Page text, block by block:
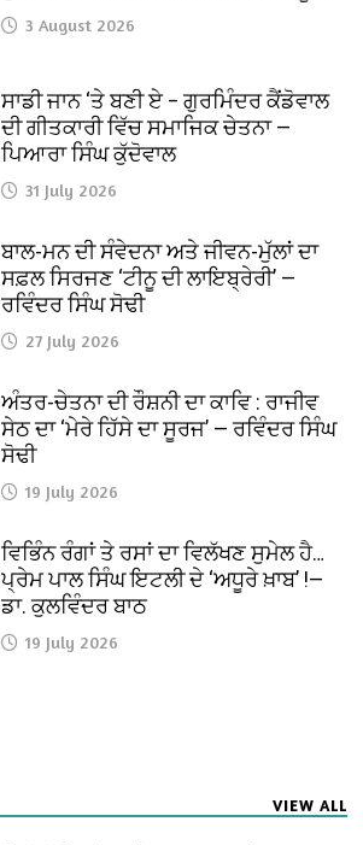
3 August 2026
ਸਾਡੀ ਜਾਨ ‘ਤੇ ਬਣੀ ਏ – ਗੁਰਮਿੰਦਰ ਕੈਂਡੋਵਾਲ
ਦੀ ਗੀਤਕਾਰੀ ਵਿੱਚ ਸਮਾਜਿਕ ਚੇਤਨਾ —
ਪਿਆਰਾ ਸਿੰਘ ਕੁੱਦੋਵਾਲ
31 July 2026
ਬਾਲ-ਮਨ ਦੀ ਸੰਵੇਦਨਾ ਅਤੇ ਜੀਵਨ-ਮੁੱਲਾਂ ਦਾ
ਸਫ਼ਲ ਸਿਰਜਣ ‘ਟੀਨੂ ਦੀ ਲਾਇਬ੍ਰੇਰੀ’ —
ਰਵਿੰਦਰ ਸਿੰਘ ਸੋਢੀ
27 July 2026
ਅੰਤਰ-ਚੇਤਨਾ ਦੀ ਰੌਸ਼ਨੀ ਦਾ ਕਾਵਿ : ਰਾਜੀਵ
ਸੇਠ ਦਾ ‘ਮੇਰੇ ਹਿੱਸੇ ਦਾ ਸੂਰਜ’ — ਰਵਿੰਦਰ ਸਿੰਘ
ਸੋਢੀ
19 July 2026
ਵਿਭਿੰਨ ਰੰਗਾਂ ਤੇ ਰਸਾਂ ਦਾ ਵਿਲੱਖਣ ਸੁਮੇਲ ਹੈ…
ਪ੍ਰੇਮ ਪਾਲ ਸਿੰਘ ਇਟਲੀ ਦੇ ‘ਅਧੂਰੇ ਖ਼ਾਬ’ !—
ਡਾ. ਕੁਲਵਿੰਦਰ ਬਾਠ
19 July 2026
VIEW ALL